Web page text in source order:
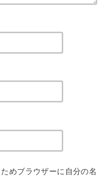
めブラウザーに自分の名